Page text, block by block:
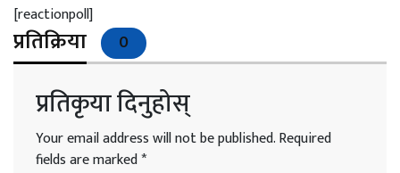
[reactionpoll]
प्रतिक्रिया 0
प्रतिकृया दिनुहोस्
Your email address will not be published.Required
fields are marked*